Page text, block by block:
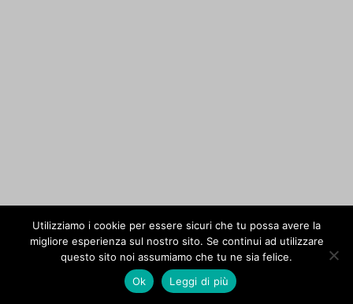
Utilizziamo i cookie per essere sicuri che tu possa avere la
migliore esperienza sul nostro sito. Se continui ad utilizzare
questo sito noi assumiamo che tu ne sia felice.
Ok
Leggi di più